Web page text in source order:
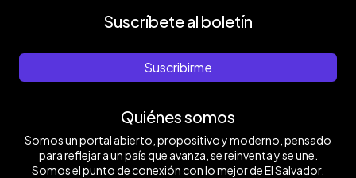
Suscríbete al boletín
Suscribirme
Quiénes somos
Somos un portal abierto, propositivo y moderno, pensado
para reflejar a un país que avanza, se reinventa y se une.
Somos el punto de conexión con lo mejor de El Salvador.